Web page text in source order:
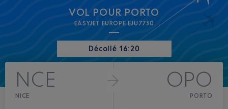
VOL POUR PORTO
EASYJET EUROPE EJU7730
Décollé 16:20
NCE
NICE
OPO
PORTO